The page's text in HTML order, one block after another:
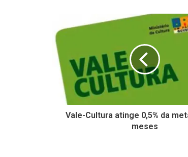
Vale-Cultura atinge 0,5% da
meses